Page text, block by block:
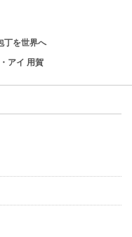
丁を世界へ
アイ 用賀